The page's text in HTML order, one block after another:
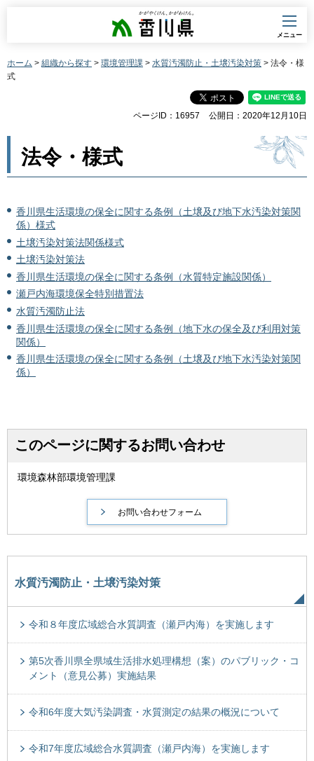
香川県
メニュー
ホーム > 組織から探す > 環境管理課 > 水質汚濁防止・土壌汚染対策 > 法令・様
式
ページID：16957 公開日：2020年12月10日
法令・様式
香川県生活環境の保全に関する条例（土壌及び地下水汚染対策関
係）様式
土壌汚染対策法関係様式
土壌汚染対策法
香川県生活環境の保全に関する条例（水質特定施設関係）
瀬戸内海環境保全特別措置法
水質汚濁防止法
香川県生活環境の保全に関する条例（地下水の保全及び利用対策
関係）
香川県生活環境の保全に関する条例（土壌及び地下水汚染対策関
係）
このページに関するお問い合わせ
環境森林部環境管理課
水質汚濁防止・土壌汚染対策
令和８年度広域総合水質調査（瀬戸内海）を実施します
第5次香川県全県域生活排水処理構想（案）のパブリック・コ
メント（意見公募）実施結果
令和6年度大気汚染調査・水質測定の結果の概況について
令和7年度広域総合水質調査（瀬戸内海）を実施します